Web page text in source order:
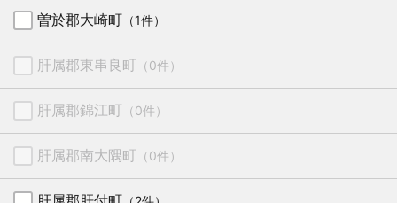
曽於郡大崎町 （1件）
肝属郡東串良町 （0件）
肝属郡錦江町 （0件）
肝属郡南大隅町 （0件）